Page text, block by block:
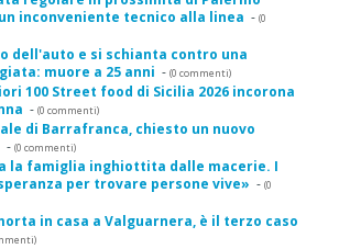
inconveniente tecnico alla linea - (0
dell'auto e si schianta contro una
muore a 25 anni - (0 commenti)
100 Street food di Sicilia 2026 incorona
- (0 commenti)
di Barrafranca, chiesto un nuovo
- (0 commenti)
la famiglia inghiottita dalle macerie. I
per trovare persone vive» - (0
in casa a Valguarnera, è il terzo caso